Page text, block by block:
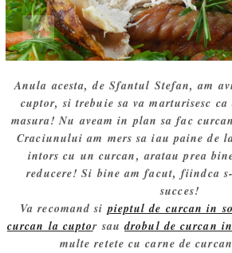
Anula acesta, de Sfantul Stefan, am
cuptor, si trebuie sa va marturisesc
masura! Nu aveam in plan sa fac
Craciunului am mers sa iau paine de
intors cu un curcan, aratau prea
reducere! Si bine am facut, fiindca
succes!
Va recomand sipieptul de curcan in
curcan la cuptor saudrobul de curcan
multe retete cu carne de